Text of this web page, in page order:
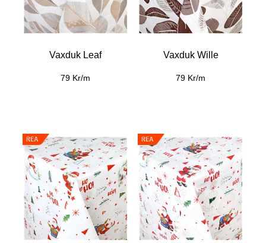
Vaxduk Leaf
79 Kr/m
Vaxduk Wille
79 Kr/m